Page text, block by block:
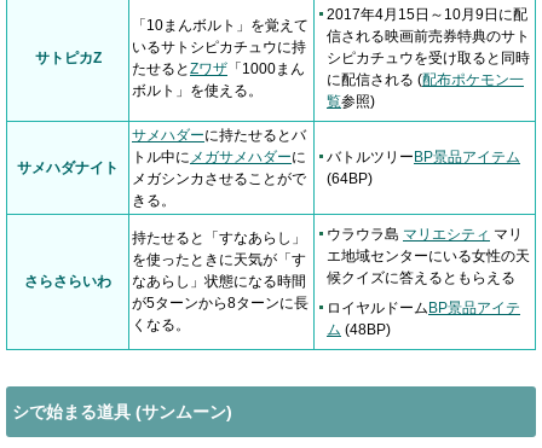
サトピカZ
「10まんボルト」を覚えて
いるサトシピカチュウに持
たせるとZワザ 「1000まん
ボルト」を使える。
2017年4月15日～10月9日に配
信される映画前売券特典のサト
シピカチュウを受け取ると同時
に配信される (配布ポケモン一
覧参照)
サメハダナイト
サメハダーに持たせるとバ
トル中に メガサメハダーに
メガシンカさせることがで
きる。
バトルツリー BP景品アイテム
(64BP)
さらさらいわ
持たせると「すなあらし」
を使ったときに天気が「す
なあらし」状態になる時間
が5ターンから8ターンに長
くなる。
ウラウラ島 マリエシティ マリ
エ地域センターにいる女性の天
候クイズに答えるともらえる
ロイヤルドーム BP景品アイテ
ム (48BP)
シで始まる道具 (サンムーン)